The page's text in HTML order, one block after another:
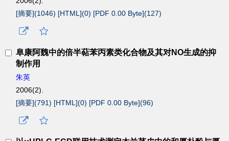
[摘要](1046) [HTML](0) [PDF 0.00 Byte](127)
阜康阿魏中的倍半萜苯丙素类化合物及其对NO生成的抑
制作用
朱英
2006(2).
[摘要](791) [HTML](0) [PDF 0.00 Byte](96)